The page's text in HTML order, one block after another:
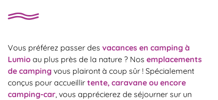
Vous préférez passer des vacances en camping à
Lumio au plus près de la nature ? Nos emplacements
de camping vous plairont à coup sûr ! Spécialement
conçus pour accueillir tente, caravane ou encore
camping-car, vous apprécierez de séjourner sur un